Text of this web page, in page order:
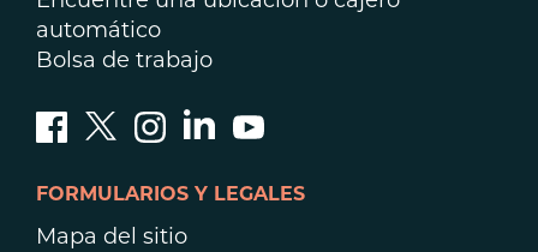
automático
Bolsa de trabajo
FORMULARIOS Y LEGALES
Mapa del sitio